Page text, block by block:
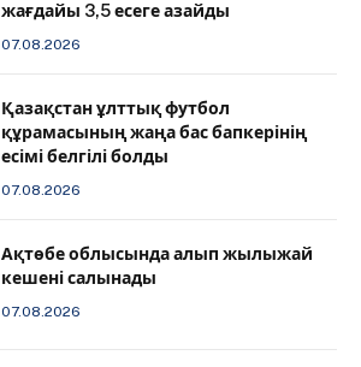
жағдайы 3,5 есеге азайды
07.08.2026
Қазақстан ұлттық футбол
құрамасының жаңа бас бапкерінің
есімі белгілі болды
07.08.2026
Ақтөбе облысында алып жылыжай
кешені салынады
07.08.2026